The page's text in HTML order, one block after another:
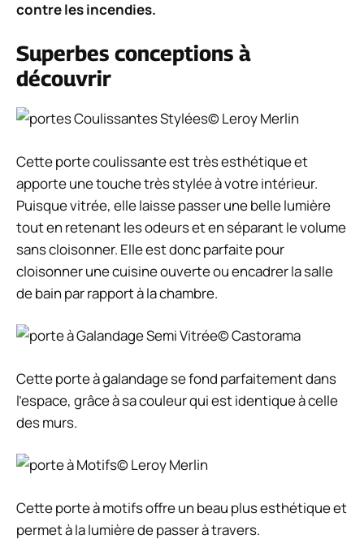
contre les incendies.
Superbes conceptions à
découvrir
© Leroy Merlin
Cette porte coulissante est très esthétique et
apporte une touche très stylée à votre intérieur.
Puisque vitrée, elle laisse passer une belle lumière
tout en retenant les odeurs et en séparant le volume
sans cloisonner. Elle est donc parfaite pour
cloisonner une cuisine ouverte ou encadrer la salle
de bain par rapport à la chambre.
© Castorama
Cette porte à galandage se fond parfaitement dans
l’espace, grâce à sa couleur qui est identique à celle
des murs.
© Leroy Merlin
Cette porte à motifs offre un beau plus esthétique et
permet à la lumière de passer à travers.